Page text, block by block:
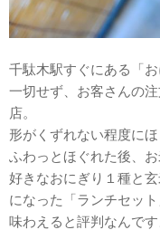
千駄木駅すぐにある「
一切せず、お客さんの
店。
形がくずれない程度に
ふわっとほぐれた後、
好きなおにぎり１種と
になった「ランチセッ
味わえると評判なんです